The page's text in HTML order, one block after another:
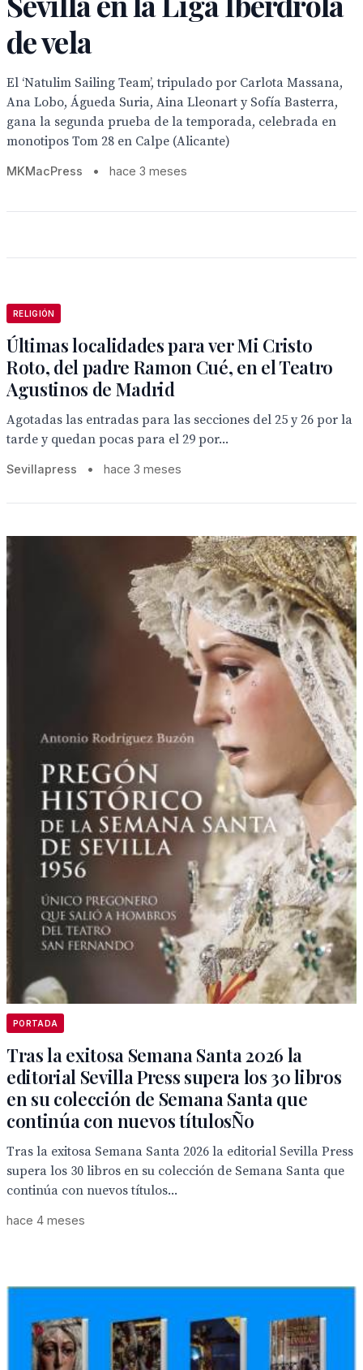
de vela
El ‘Natulim Sailing Team’, tripulado por Carlota Massana,
Ana Lobo, Águeda Suria, Aina Lleonart y Sofía Basterra,
gana la segunda prueba de la temporada, celebrada en
monotipos Tom 28 en Calpe (Alicante)
MKMacPress • hace 3 meses
RELIGIÓN
Últimas localidades para ver Mi Cristo
Roto, del padre Ramon Cué, en el Teatro
Agustinos de Madrid
Agotadas las entradas para las secciones del 25 y 26 por la
tarde y quedan pocas para el 29 por...
Sevillapress • hace 3 meses
PORTADA
Tras la exitosa Semana Santa 2026 la
editorial Sevilla Press supera los 30 libros
en su colección de Semana Santa que
continúa con nuevos títulosÑo
Tras la exitosa Semana Santa 2026 la editorial Sevilla Press
supera los 30 libros en su colección de Semana Santa que
continúa con nuevos títulos...
hace 4 meses